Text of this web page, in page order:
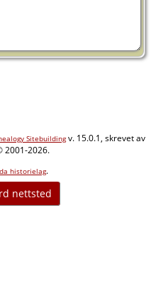
Sitebuildingv. 15.0.1, skrevet av
2001-2026.
historielag.
nettsted